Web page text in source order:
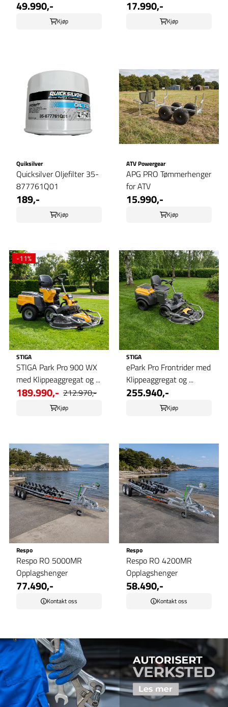
49.990,-
Kjøp
17.990,-
Kjøp
Quiksilver
Quicksilver Oljefilter 35-
877761Q01
189,-
Kjøp
ATV Powergear
APG PRO Tømmerhenger
for ATV
15.990,-
Kjøp
-11%
STIGA
STIGA Park Pro 900 WX
med Klippeaggregat og ...
189.990,- 212.970,-
Kjøp
STIGA
ePark Pro Frontrider med
Klippeaggregat og ...
255.940,-
Kjøp
Respo
Respo RO 5000MR
Opplagshenger
77.490,-
Kontakt oss
Respo
Respo RO 4200MR
Opplagshenger
58.490,-
Kontakt oss